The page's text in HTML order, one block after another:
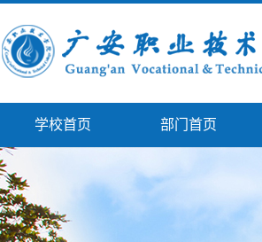
学校首页 部门首页